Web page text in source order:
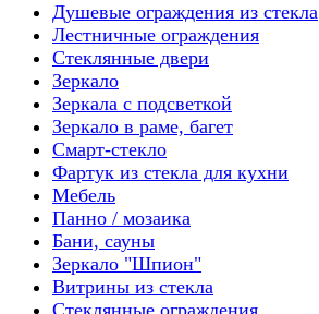
Душевые ограждения из стекла
Лестничные ограждения
Стеклянные двери
Зеркало
Зеркала с подсветкой
Зеркало в раме, багет
Смарт-стекло
Фартук из стекла для кухни
Мебель
Панно / мозаика
Бани, сауны
Зеркало "Шпион"
Витрины из стекла
Стеклянные ограждения